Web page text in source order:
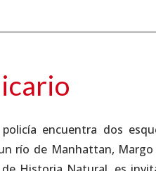
encuentra dos
río de Manhattan, Margo